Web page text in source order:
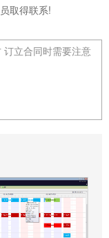
取得联系!
订立合同时需要注意